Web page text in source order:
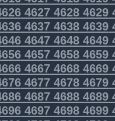
462746284629
463746384639
464746484649
465746584659
466746684669
467746784679
468746884689
469746984699